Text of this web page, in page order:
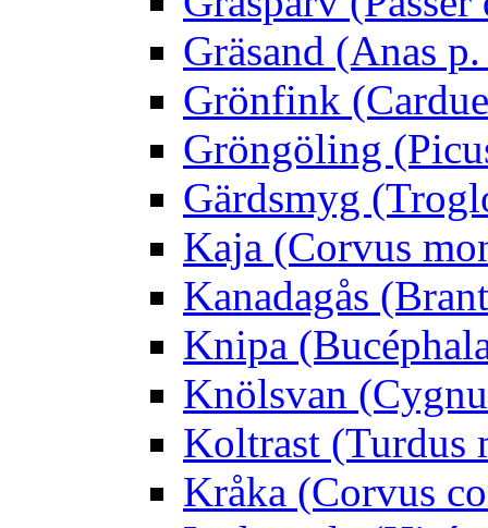
Gräsand (Anas
Grönfink
Gröngöling
Gärdsmyg
Kaja (Corvus
Kanadagås
Knipa
Knölsvan
Koltrast (Turdus
Kråka (Corvus